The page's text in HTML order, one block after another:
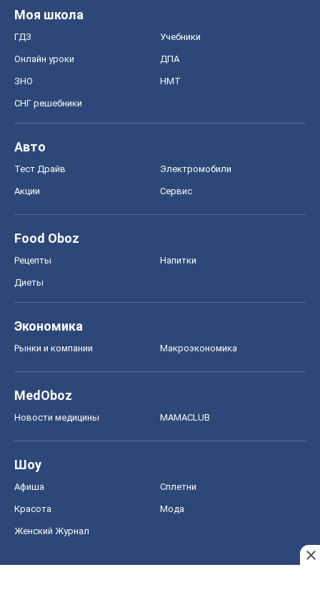
Моя школа
ГДЗ Учебники
Онлайн уроки ДПА
ЗНО НМТ
СНГ решебники
Авто
Тест Драйв Электромобили
Акции Сервис
Food Oboz
Рецепты Напитки
Диеты
Экономика
Рынки и компании Mакроэкономика
MedOboz
Новости медицины MAMACLUB
Шоу
Афиша Сплетни
Красота Мода
Женский Журнал